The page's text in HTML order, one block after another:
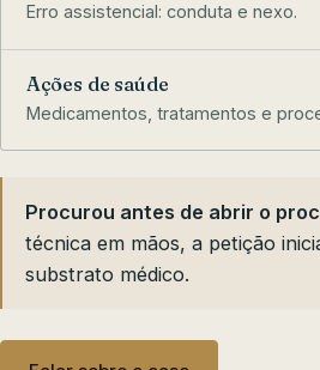
Erro assistencial: conduta e nexo.
Ações de saúde
Medicamentos, tratamentos e
Procurou antes de abrir o
técnica em mãos, a petição
substrato médico.